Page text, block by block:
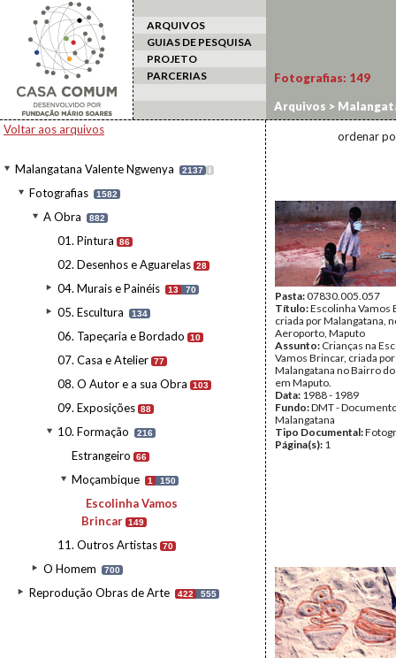
ARQUIVOS
GUIAS DE PESQUISA
PROJETO
PARCERIAS
Voltar aos arquivos
Malangatana Valente Ngwenya 2137 I
Fotografias 1582
A Obra 882
01. Pintura 86
02. Desenhos e Aguarelas 28
04. Murais e Painéis 13 70
05. Escultura 134
06. Tapeçaria e Bordado 10
07. Casa e Atelier 77
08. O Autor e a sua Obra 103
09. Exposições 88
10. Formação 216
Estrangeiro 66
Moçambique 1 150
Escolinha Vamos
Brincar 149
11. Outros Artistas 70
O Homem 700
Reprodução Obras de Arte 422 555
Fotografias: 149
Arquivos >
Escolinha Vamos
ordenar
Pasta:07830.005.057
Título:Escolinha Vamos
criada por Malangatana,
Aeroporto, Maputo
Assunto: Crianças na
Vamos Brincar, criada por
Malangatana no Bairro
em Maputo.
Data: 1988 - 1989
Fundo:DMT -
Malangatana
Tipo Documental:
Página(s): 1